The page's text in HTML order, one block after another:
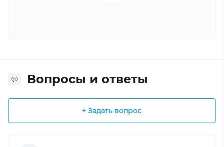
Вопросы и ответы
+ Задать вопрос